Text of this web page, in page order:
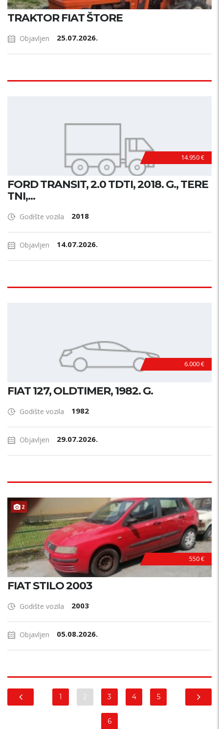
TRAKTOR FIAT ŠTORE
Objavljen 25.07.2026.
14.950 €
FORD TRANSIT, 2.0 TDTI, 2018. G., TERE
TNI,...
Godište vozila 2018
Objavljen 14.07.2026.
6.000 €
FIAT 127, OLDTIMER, 1982. G.
Godište vozila 1982
Objavljen 29.07.2026.
2
550 €
FIAT STILO 2003
Godište vozila 2003
Objavljen 05.08.2026.
1 2 3 4 5
6